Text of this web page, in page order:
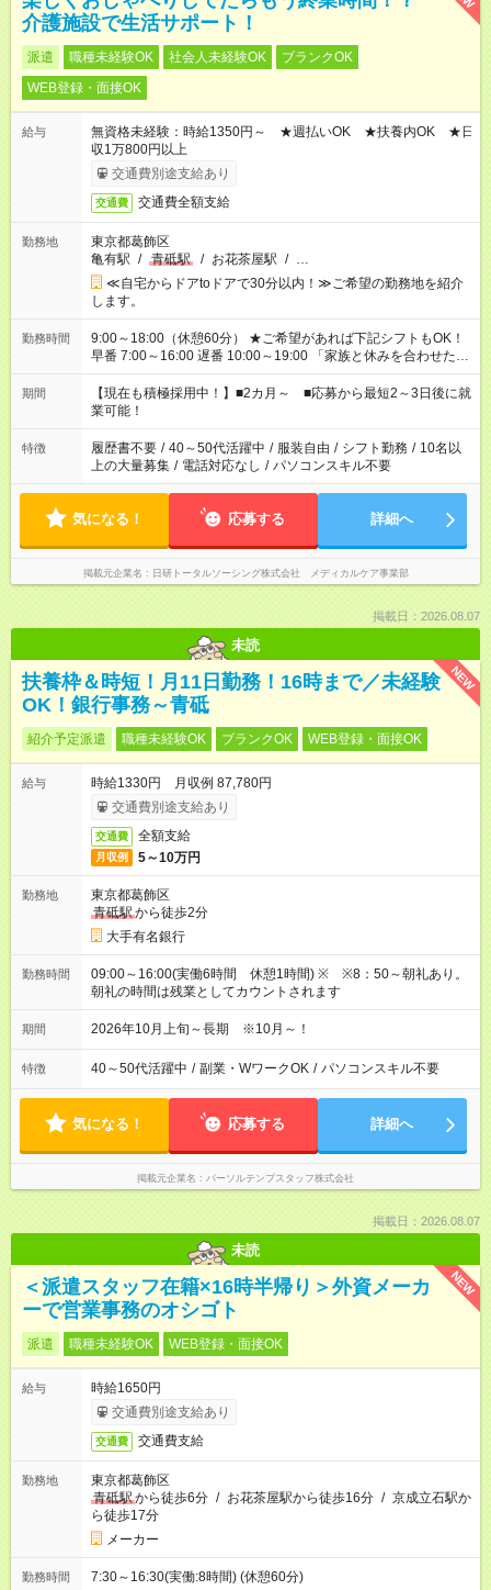
介護施設で生活サポート！
派遣 職種未経験OK 社会人未経験OK
ブランクOK
WEB登録・面接OK
給与
無資格未経験：時給1350円～ ★週払いOK ★扶養内OK ★日
収1万800円以上
交通費別途支給あり
交通費 交通費全額支給
勤務地
東京都葛飾区
亀有駅 / 青砥駅 / お花茶屋駅 / …
≪自宅からドアtoドアで30分以内！≫ご希望の勤務地を紹介
します。
勤務時間
9:00～18:00（休憩60分） ★ご希望があれば下記シフトもOK！
早番 7:00～16:00 遅番 10:00～19:00 「家族と休みを合わせた
い」 「余裕を持って夕飯の準備がしたい」 「できれば残業はし
たくない」 など、ご希望を教えてくださいね。 ※Wワーク希望
の方へ 複数就業の場合は、合計40時間以内。
期間
【現在も積極採用中！】■2カ月～ ■応募から最短2～3日後に就
業可能！
特徴 履歴書不要 / 40～50代活躍中 / 服装自由 / シフト勤務 / 10名以
上の大量募集 / 電話対応なし / パソコンスキル不要
気になる！ 応募する 詳細へ
掲載元企業名 日研トータルソーシング株式会社 メディカルケア事業部
掲載日：2026.08.07
未読
NEW
扶養枠＆時短！月11日勤務！16時まで／未経験
OK！銀行事務～青砥
紹介予定派遣 職種未経験OK ブランクOK WEB登録・面接OK
給与
時給1330円 月収例 87,780円
交通費別途支給あり
交通費 全額支給
月収例 5～10万円
勤務地
東京都葛飾区
青砥駅から徒歩2分
大手有名銀行
勤務時間
09:00～16:00(実働6時間 休憩1時間) ※ ※8：50～朝礼あり。
朝礼の時間は残業としてカウントされます
期間 2026年10月上旬～長期 ※10月～！
特徴 40～50代活躍中 / 副業・WワークOK / パソコンスキル不要
気になる！ 応募する 詳細へ
掲載元企業名 パーソルテンプスタッフ株式会社
掲載日：2026.08.07
未読
NEW
＜派遣スタッフ在籍×16時半帰り＞外資メーカ
ーで営業事務のオシゴト
派遣 職種未経験OK WEB登録・面接OK
給与
時給1650円
交通費別途支給あり
交通費 交通費支給
勤務地
東京都葛飾区
青砥駅から徒歩6分 / お花茶屋駅から徒歩16分 / 京成立石駅か
ら徒歩17分
メーカー
勤務時間 7:30～16:30(実働:8時間) (休憩60分)